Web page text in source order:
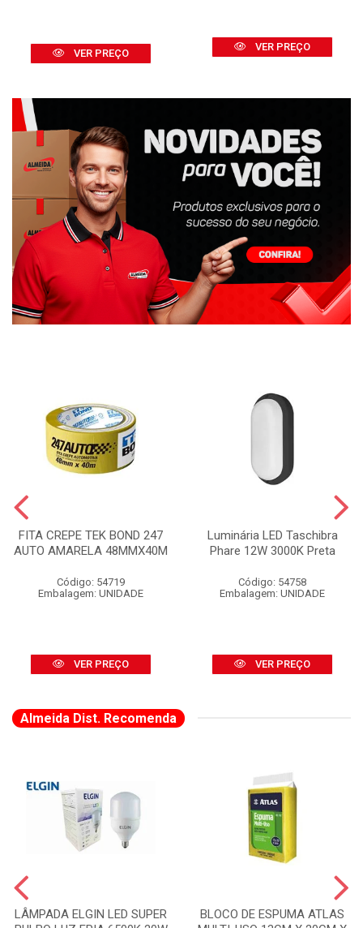
VER PREÇO
VER PREÇO
FITA CREPE TEK BOND 247
AUTO AMARELA 48MMX40M
Código: 54719
Embalagem: UNIDADE
VER PREÇO
Luminária LED Taschibra
Phare 12W 3000K Preta
Código: 54758
Embalagem: UNIDADE
VER PREÇO
Almeida Dist. Recomenda
LÂMPADA ELGIN LED SUPER
BLOCO DE ESPUMA ATLAS